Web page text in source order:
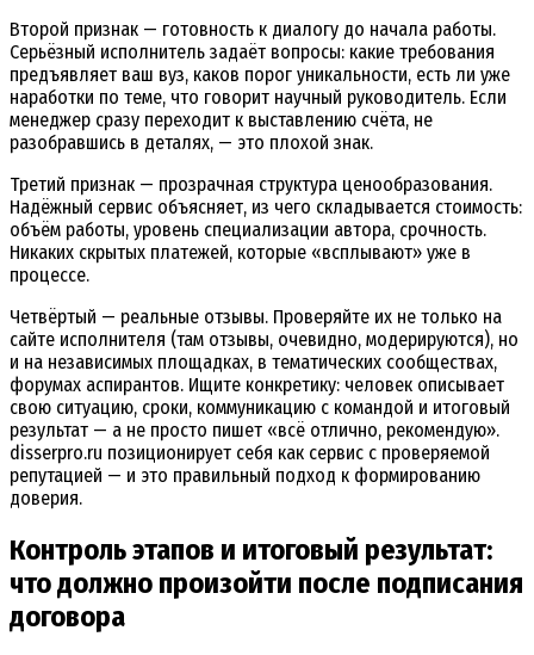
Второй признак — готовность к диалогу до начала работы.
Серьёзный исполнитель задаёт вопросы: какие требования
предъявляет ваш вуз, каков порог уникальности, есть ли уже
наработки по теме, что говорит научный руководитель. Если
менеджер сразу переходит к выставлению счёта, не
разобравшись в деталях, — это плохой знак.
Третий признак — прозрачная структура ценообразования.
Надёжный сервис объясняет, из чего складывается стоимость:
объём работы, уровень специализации автора, срочность.
Никаких скрытых платежей, которые «всплывают» уже в
процессе.
Четвёртый — реальные отзывы. Проверяйте их не только на
сайте исполнителя (там отзывы, очевидно, модерируются), но
и на независимых площадках, в тематических сообществах,
форумах аспирантов. Ищите конкретику: человек описывает
свою ситуацию, сроки, коммуникацию с командой и итоговый
результат — а не просто пишет «всё отлично, рекомендую».
disserpro.ru позиционирует себя как сервис с проверяемой
репутацией — и это правильный подход к формированию
доверия.
Контроль этапов и итоговый результат:
что должно произойти после подписания
договора